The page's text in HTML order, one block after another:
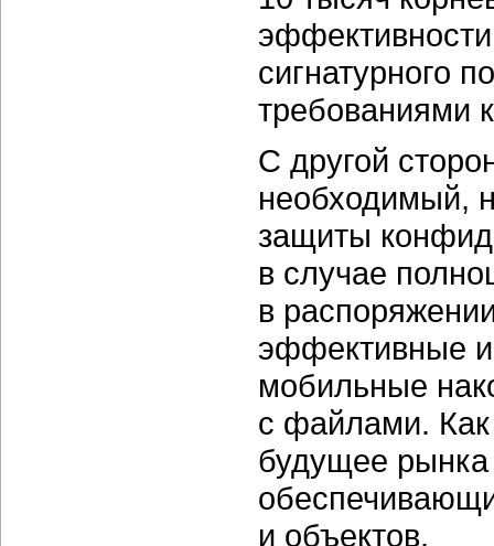
сигнатурного
требованиями
С другой
необходимый,
защиты
в случае
в
эффективные
мобильные
с файлами. Как
будущее
и объектов.